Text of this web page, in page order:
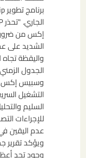
إكس من
واليقظة
الجدول
وسبيس إكس
التشغيل
السليم
للإجراءات
عدم اليقين
ويؤكد تقرير
وجود تحدٍ